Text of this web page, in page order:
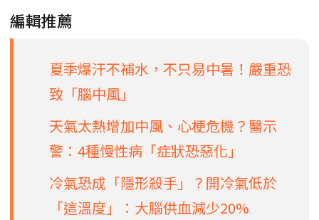
編輯推薦
夏季爆汗不補水，不只易中暑！嚴重恐
致「腦中風」
天氣太熱增加中風、心梗危機？醫示
警：4種慢性病「症狀恐惡化」
冷氣恐成「隱形殺手」？開冷氣低於
「這溫度」：大腦供血減少20%